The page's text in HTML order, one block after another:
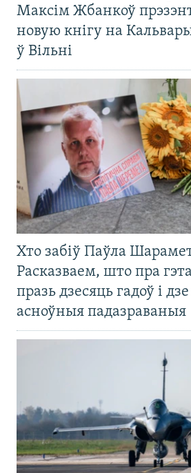
Максім Жбанкоў
новую кнігу на
ў Вільні
Хто забіў Паўла
Расказваем, што пра
празь дзесяць гадоў і
асноўныя падазраваныя